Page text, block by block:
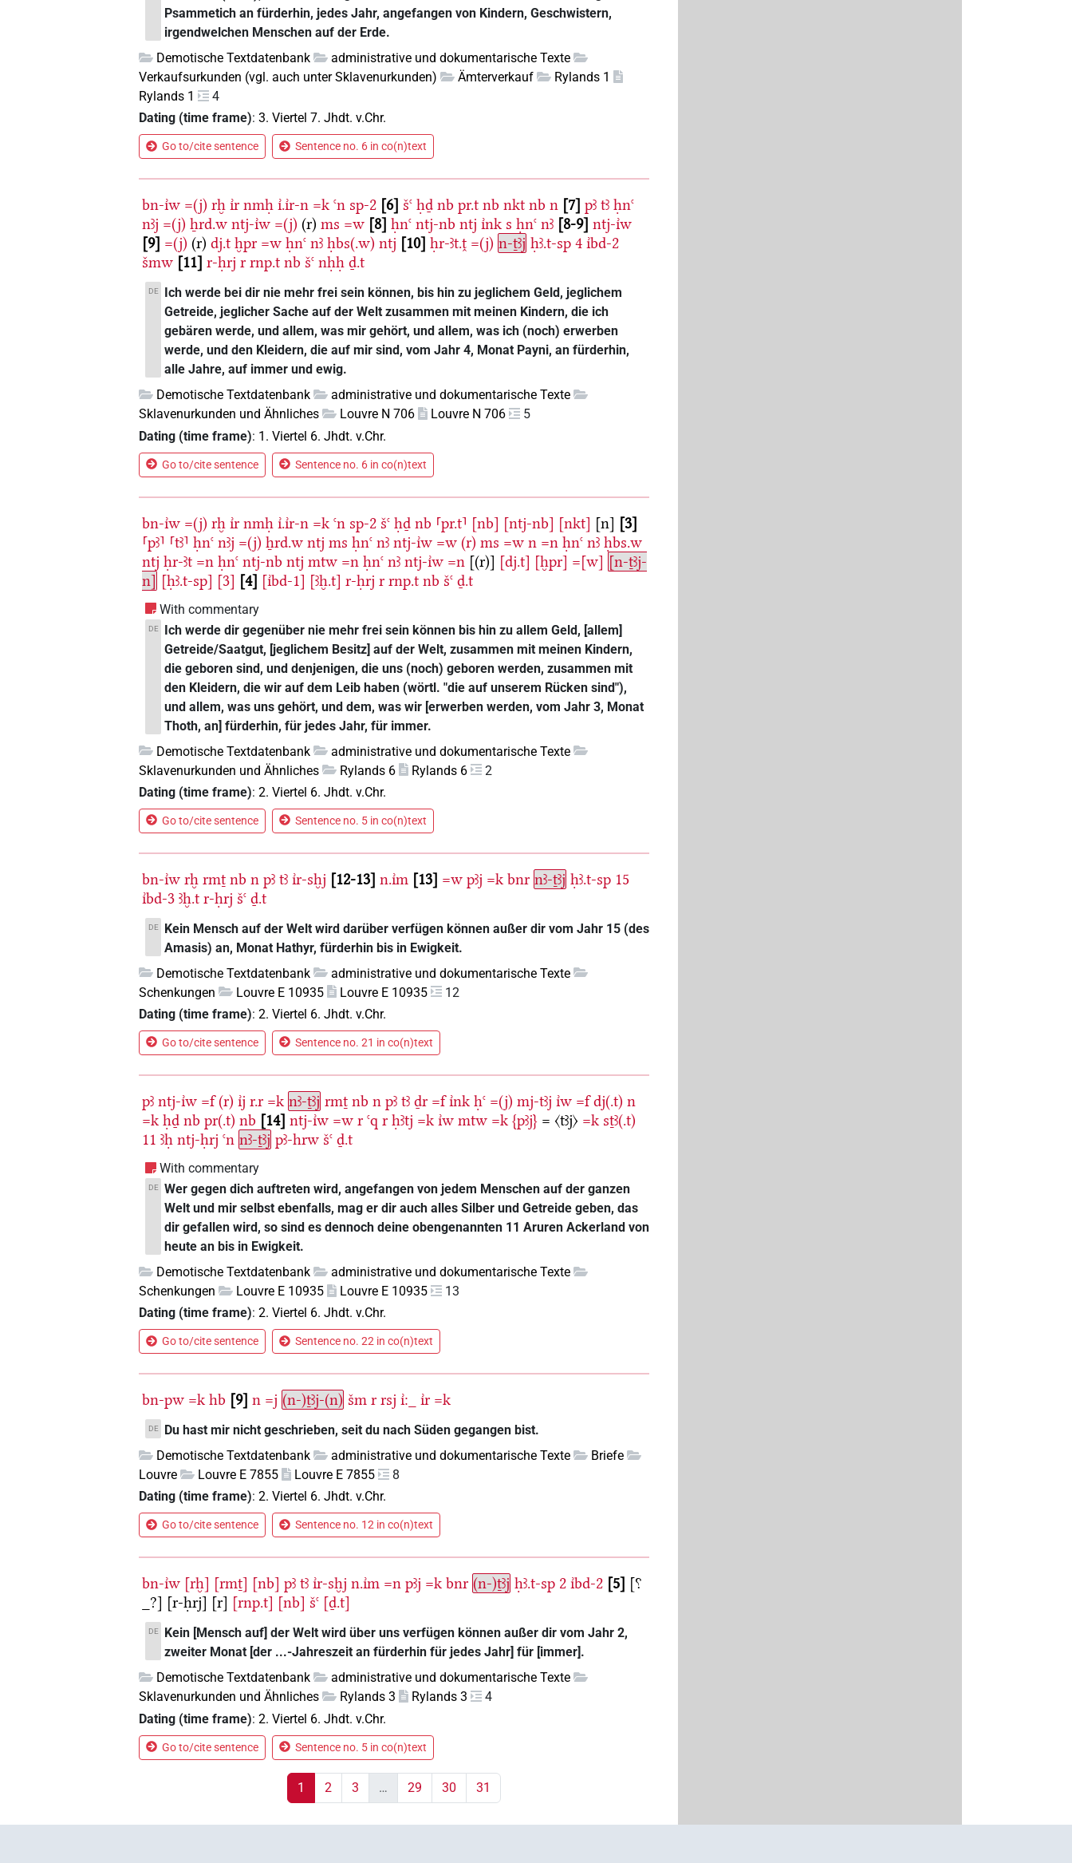
Psammetich an fürderhin, jedes Jahr, angefangen von Kindern, Geschwistern,
irgendwelchen Menschen auf der Erde.
Demotische Textdatenbank
administrative und dokumentarische Texte
Verkaufsurkunden (vgl. auch unter Sklavenurkunden)
Ämterverkauf
Rylands 1
Rylands 1
4
Dating (time frame):3. Viertel 7. Jhdt. v.Chr.
Go to/cite sentence Sentence no. 6 in co(n)text
bn-ı͗w =(j) rḫ ı͗r nmḥ ı͗.ı͗r-n =k ꜥn sp-2 6 šꜥ ḥḏ nb pr.t nb nkt nb n 7 pꜣ tꜣ ḥnꜥ
nꜣj =(j) ẖrd.w ntj-ı͗w =(j) (r) ms =w 8 ḥnꜥ ntj-nb ntj ı͗nk s ḥnꜥ nꜣ 8-9 ntj-ı͗w
9 =(j) (r) dj.t ḫpr =w ḥnꜥ nꜣ ḥbs(.w) ntj 10 ḥr-ꜣt.ṱ =(j) n-ṯꜣj ḥꜣ.t-sp 4 ı͗bd-2
šmw 11 r-ḥrj r rnp.t nb šꜥ nḥḥ ḏ.t
DE
Ich werde bei dir nie mehr frei sein können, bis hin zu jeglichem Geld, jeglichem
Getreide, jeglicher Sache auf der Welt zusammen mit meinen Kindern, die ich
gebären werde, und allem, was mir gehört, und allem, was ich (noch) erwerben
werde, und den Kleidern, die auf mir sind, vom Jahr 4, Monat Payni, an fürderhin,
alle Jahre, auf immer und ewig.
Demotische Textdatenbank
administrative und dokumentarische Texte
Sklavenurkunden und Ähnliches
Louvre N 706 Louvre N 706
5
Dating (time frame): 1. Viertel 6. Jhdt. v.Chr.
Go to/cite sentence Sentence no. 6 in co(n)text
bn-ı͗w =(j) rḫ ı͗r nmḥ ı͗.ı͗r-n =k ꜥn sp-2 šꜥ ḥḏ nb ⸢pr.t⸣ [nb] [ntj-nb] [nkt] [n]
3
⸢pꜣ⸣ ⸢tꜣ⸣ ḥnꜥ nꜣj =(j) ẖrd.w ntj ms ḥnꜥ nꜣ ntj-ı͗w =w (r) ms =w n =n ḥnꜥ nꜣ ḥbs.w
ntj ḥr-ꜣt =n ḥnꜥ ntj-nb ntj mtw =n ḥnꜥ nꜣ ntj-ı͗w =n [(r)] [dj.t] [ḫpr] =[w] [n-ṯꜣj-
n] [ḥꜣ.t-sp] [3] 4 [ı͗bd-1] [ꜣḫ.t] r-ḥrj r rnp.t nb šꜥ ḏ.t
With commentary
DE
Ich werde dir gegenüber nie mehr frei sein können bis hin zu allem Geld, [allem]
Getreide/Saatgut, [jeglichem Besitz] auf der Welt, zusammen mit meinen Kindern,
die geboren sind, und denjenigen, die uns (noch) geboren werden, zusammen mit
den Kleidern, die wir auf dem Leib haben (wörtl. "die auf unserem Rücken sind"),
und allem, was uns gehört, und dem, was wir [erwerben werden, vom Jahr 3, Monat
Thoth, an] fürderhin, für jedes Jahr, für immer.
Demotische Textdatenbank
administrative und dokumentarische Texte
Sklavenurkunden und Ähnliches
Rylands 6 Rylands 6
2
Dating (time frame):2. Viertel 6. Jhdt. v.Chr.
Go to/cite sentence Sentence no. 5 in co(n)text
bn-ı͗w rḫ rmṯ nb n pꜣ tꜣ ı͗r-sḫj 12-13 n.ı͗m 13 =w pꜣj =k bnr nꜣ-ṯꜣj ḥꜣ.t-sp 15
ı͗bd-3 ꜣḫ.t r-ḥrj šꜥ ḏ.t
DE
Kein Mensch auf der Welt wird darüber verfügen können außer dir vom Jahr 15 (des
Amasis) an, Monat Hathyr, fürderhin bis in Ewigkeit.
Demotische Textdatenbank
administrative und dokumentarische Texte
Schenkungen
Louvre E 10935 Louvre E 10935
12
Dating (time frame):2. Viertel 6. Jhdt. v.Chr.
Go to/cite sentence Sentence no. 21 in co(n)text
pꜣ ntj-ı͗w =f (r) ı͗j r.r =k nꜣ-ṯꜣj rmṯ nb n pꜣ tꜣ ḏr =f ı͗nk ḥꜥ =(j) mj-tꜣj ı͗w =f dj(.t) n
=k ḥḏ nb pr(.t) nb 14 ntj-ı͗w =w r ꜥq r ḥꜣtj =k ı͗w mtw =k {pꜣj} = 〈tꜣj〉 =k sṯꜣ(.t)
11 ꜣḥ ntj-ḥrj ꜥn nꜣ-ṯꜣj pꜣ-hrw šꜥ ḏ.t
With commentary
DE Wer gegen dich auftreten wird, angefangen von jedem Menschen auf der ganzen
Welt und mir selbst ebenfalls, mag er dir auch alles Silber und Getreide geben, das
dir gefallen wird, so sind es dennoch deine obengenannten 11 Aruren Ackerland von
heute an bis in Ewigkeit.
Demotische Textdatenbank
administrative und dokumentarische Texte
Schenkungen
Louvre E 10935 Louvre E 10935
13
Dating (time frame):2. Viertel 6. Jhdt. v.Chr.
Go to/cite sentence Sentence no. 22 in co(n)text
bn-pw =k hb 9 n =j (n-)ṯꜣj-(n) šm r rsj ı͗:_ ı͗r =k
DE
Du hast mir nicht geschrieben, seit du nach Süden gegangen bist.
Demotische Textdatenbank
administrative und dokumentarische Texte
Briefe
Louvre
Louvre E 7855 Louvre E 7855
8
Dating (time frame):2. Viertel 6. Jhdt. v.Chr.
Go to/cite sentence Sentence no. 12 in co(n)text
bn-ı͗w [rḫ] [rmṯ] [nb] pꜣ tꜣ ı͗r-sḫj n.ı͗m =n pꜣj =k bnr (n-)ṯꜣj ḥꜣ.t-sp 2 ı͗bd-2 5 [⸮
_?] [r-ḥrj] [r] [rnp.t] [nb] šꜥ [ḏ.t]
DE
Kein [Mensch auf] der Welt wird über uns verfügen können außer dir vom Jahr 2,
zweiter Monat [der ...-Jahreszeit an fürderhin für jedes Jahr] für [immer].
Demotische Textdatenbank
administrative und dokumentarische Texte
Sklavenurkunden und Ähnliches
Rylands 3 Rylands 3
4
Dating (time frame):2. Viertel 6. Jhdt. v.Chr.
Go to/cite sentence Sentence no. 5 in co(n)text
1 2 3 … 29 30 31